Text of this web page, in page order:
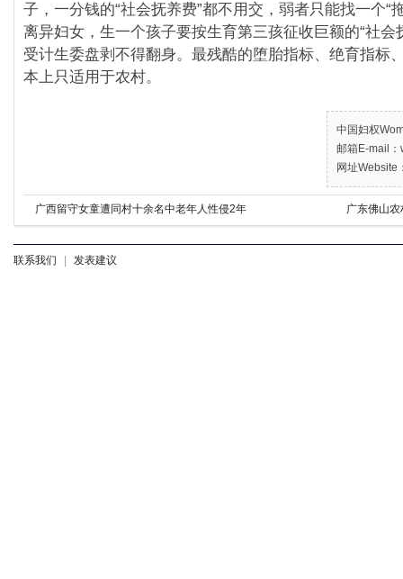
子，一分钱的“社会抚养费”都不用交，弱者只能找一个“
离异妇女，生一个孩子要按生育第三孩征收巨额的“社会
受计生委盘剥不得翻身。最残酷的堕胎指标、绝育指标
本上只适用于农村。
中国妇权
邮箱E-mail
网址Website
广西留守女童遭同村十余名中老年人性侵2年 广东佛山农
联系我们 发表建议